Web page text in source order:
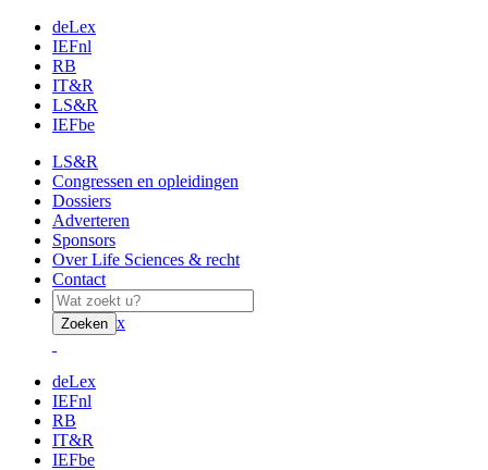
deLex
IEFnl
RB
IT&R
LS&R
IEFbe
LS&R
Congressen en opleidingen
Dossiers
Adverteren
Sponsors
Over Life Sciences & recht
Contact
Zoeken x
deLex
IEFnl
RB
IT&R
IEFbe